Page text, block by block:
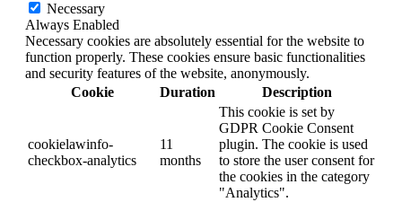
Necessary
Always Enabled
Necessary cookies are absolutely essential for the website to
function properly. These cookies ensure basic functionalities
and security features of the website, anonymously.
Cookie
Duration Description
cookielawinfo-
checkbox-analytics
11
months
This cookie is set by
GDPR Cookie Consent
plugin. The cookie is used
to store the user consent for
the cookies in the category
"Analytics".